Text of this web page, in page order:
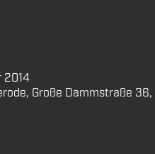
2014
Große Dammstraße 36,